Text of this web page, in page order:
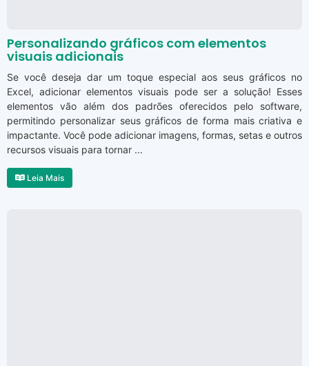
Personalizando gráficos com elementos
visuais adicionais
Se você deseja dar um toque especial aos seus gráficos no
Excel, adicionar elementos visuais pode ser a solução! Esses
elementos vão além dos padrões oferecidos pelo software,
permitindo personalizar seus gráficos de forma mais criativa e
impactante. Você pode adicionar imagens, formas, setas e outros
recursos visuais para tornar ...
Leia Mais